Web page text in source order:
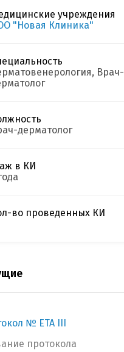
учреждения
"Новая Клиника"
Врач-
дерматолог
в КИ
во проведенных КИ
№ ETA III
протокола